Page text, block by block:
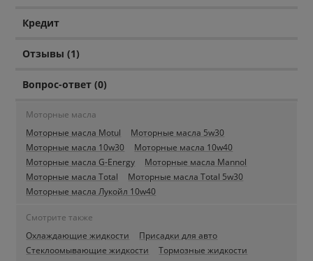
Кредит
Отзывы (1)
Вопрос-ответ (0)
Моторные масла
Моторные масла Motul
Моторные масла 5w30
Моторные масла 10w30
Моторные масла 10w40
Моторные масла G-Energy
Моторные масла Mannol
Моторные масла Total
Моторные масла Total 5w30
Моторные масла Лукойл 10w40
Смотрите также
Охлаждающие жидкости
Присадки для авто
Стеклоомывающие жидкости
Тормозные жидкости